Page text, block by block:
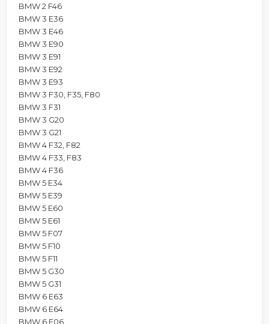
BMW 2 F46
BMW 3 E36
BMW 3 E46
BMW 3 E90
BMW 3 E91
BMW 3 E92
BMW 3 E93
BMW 3 F30, F35, F80
BMW 3 F31
BMW 3 G20
BMW 3 G21
BMW 4 F32, F82
BMW 4 F33, F83
BMW 4 F36
BMW 5 E34
BMW 5 E39
BMW 5 E60
BMW 5 E61
BMW 5 F07
BMW 5 F10
BMW 5 F11
BMW 5 G30
BMW 5 G31
BMW 6 E63
BMW 6 E64
BMW 6 F06